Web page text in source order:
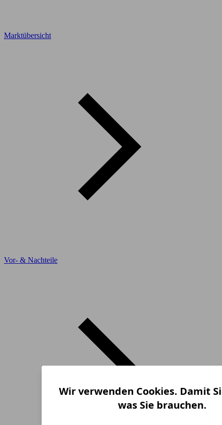
Wir verwenden Cookies. Damit
was Sie brauchen.
Marktübersicht
Vor- & Nachteile